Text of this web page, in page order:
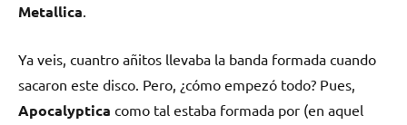
Metallica
Ya veis, cuantro añitos llevaba la banda formada cuando
sacaron este disco. Pero, ¿cómo empezó todo? Pues,
Apocalyptica como tal estaba formada por (en aquel